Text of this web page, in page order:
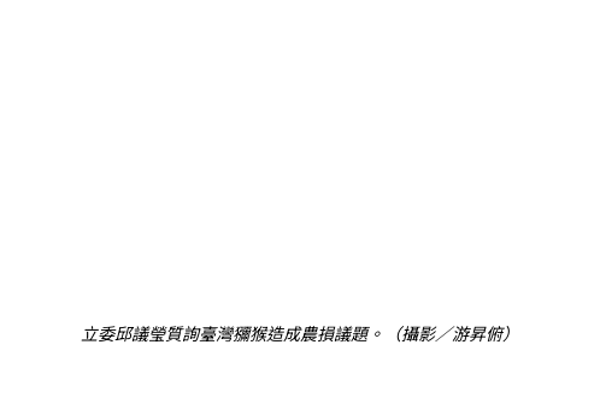
立委邱議瑩質詢臺灣獼猴造成農損議題。（攝影／游昇俯）